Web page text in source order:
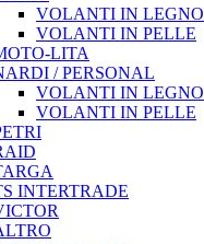
VOLANTI IN LEGNO
VOLANTI IN PELLE
LITA
/ PERSONAL
VOLANTI IN LEGNO
VOLANTI IN PELLE
INTERTRADE